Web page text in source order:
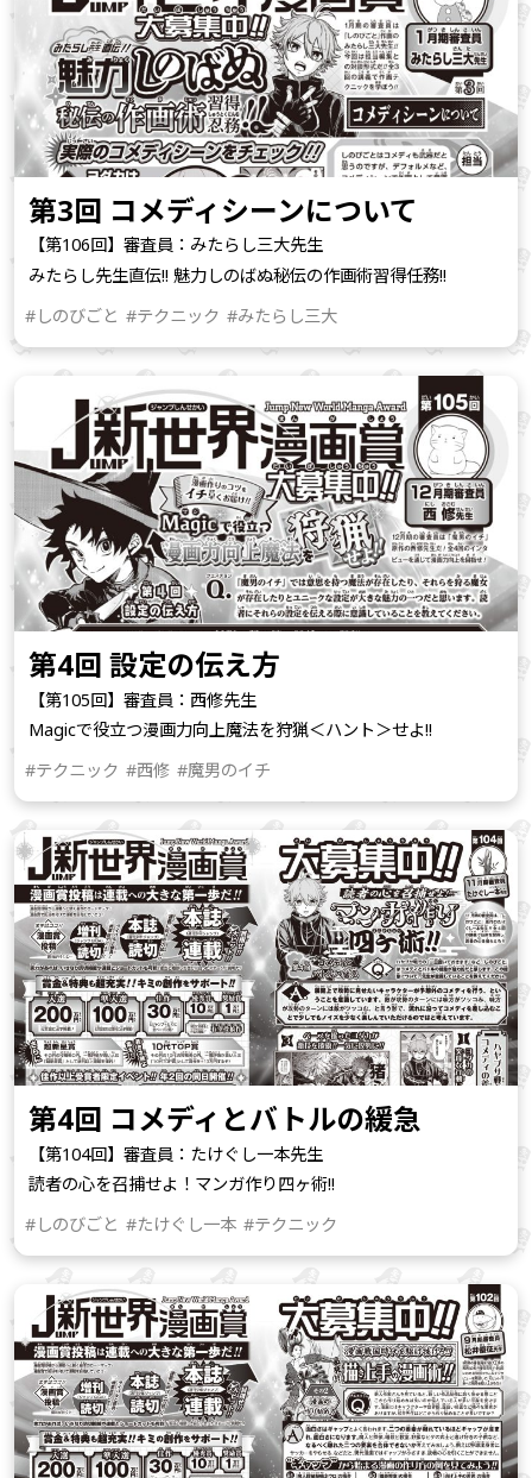
第3回 コメディシーンについて
【第106回】審査員：みたらし三大先生
みたらし先生直伝!! 魅力しのばぬ秘伝の作画術習得任務!!
#しのびごと #テクニック #みたらし三大
第4回 設定の伝え方
【第105回】審査員：西修先生
Magicで役立つ漫画力向上魔法を狩猟＜ハント＞せよ!!
#テクニック #西修 #魔男のイチ
第4回 コメディとバトルの緩急
【第104回】審査員：たけぐし一本先生
読者の心を召捕せよ！マンガ作り四ヶ術!!
#しのびごと #たけぐし一本 #テクニック